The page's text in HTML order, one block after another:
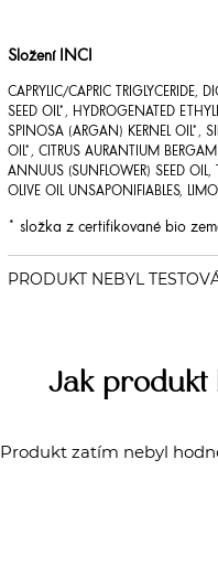
Složení INCI
CAPRYLIC/CAPRIC TRIGLYCERIDE,
SEED OIL*, HYDROGENATED
SPINOSA (ARGAN) KERNEL OIL*,
OIL*, CITRUS AURANTIUM
ANNUUS (SUNFLOWER) SEED
OLIVE OIL UNSAPONIFIABLES,
* složka z certifikované bio
Jak produkt
Produkt zatím nebyl